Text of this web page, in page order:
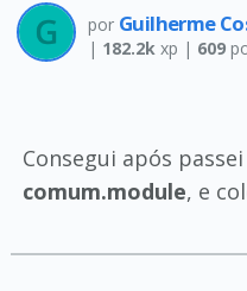
por Guilherme
| 182.2kxp | 609
Consegui após
comum.module, e